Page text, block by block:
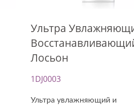
Ультра
Лосьон
1DJ0003
Ультра увлажняющий и